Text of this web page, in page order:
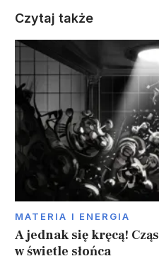
Czytaj także
MATERIA I ENERGIA
A jednak się kręcą!
w świetle słońca